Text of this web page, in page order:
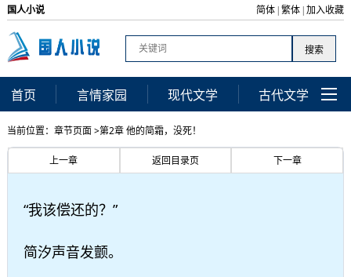
国人小说 简体 |繁体 |加入收藏
首页 言情家园 现代文学 古代文学
当前位置：章节页面 >第2章 他的简霜，没死！
上一章 返回目录页 下一章
“我该偿还的？”
简汐声音发颤。